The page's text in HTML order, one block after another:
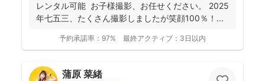
レンタル可能 お子様撮影、お任せください。 2025
年七五三、たくさん撮影しましたが笑顔100％！...
予約承諾率： 97% 最終アクティブ： 3日以内
蒲原 菜緒